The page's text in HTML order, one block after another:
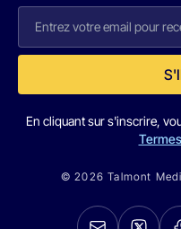
En cliquant sur s'inscrire,
© 2026 Talmont